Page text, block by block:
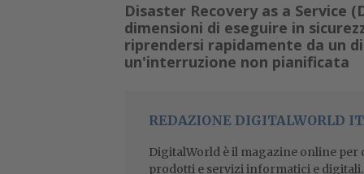
Disaster Recovery as a Service
dimensioni di eseguire in
riprendersi rapidamente da un
un'interruzione non pianificata
REDAZIONE DIGITALWORLD
DigitalWorld è il magazine online per
prodotti e servizi informatici e